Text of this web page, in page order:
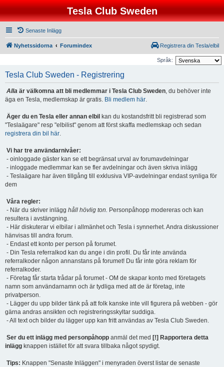
Tesla Club Sweden
Senaste Inlägg
Nyhetssidorna Forumindex Registrera din Tesla/elbil
Språk:
Tesla Club Sweden - Registrering
Alla är välkomna att bli medlemmar i Tesla Club Sweden, du behöver inte
äga en Tesla, medlemskap är gratis. Bli medlem här.
Äger du en Tesla eller annan elbil kan du kostandsfritt bli registrerad som
"Teslaägare" resp "elbilist" genom att först skaffa medlemskap och sedan
registrera din bil här.
Vi har tre användarnivåer:
- oinloggade gäster kan se ett begränsat urval av forumavdelningar
- inloggade medlemmar kan se fler avdelningar och även skriva inlägg
- Teslaägare har även tillgång till exklusiva VIP-avdelningar endast synliga för
dem
Våra regler:
- När du skriver inlägg håll hövlig ton. Personpåhopp modereras och kan
resultera i avstängning.
- Här diskuterar vi elbilar i allmänhet och Tesla i synnerhet. Andra diskussioner
hänvisas till andra forum.
- Endast ett konto per person på forumet.
- Din Tesla referralkod kan du ange i din profil. Du får inte använda
referralkoder någon annanstans på forumet! Du får inte göra reklam för
referralkoder.
- Företag får starta trådar på forumet - OM de skapar konto med företagets
namn som användarnamn och är tydliga med att de är företag, inte
privatperson.
- Lägger du upp bilder tänk på att folk kanske inte vill figurera på webben - gör
gärna andras ansikten och registreringsskyltar suddiga.
- All text och bilder du lägger upp kan fritt användas av Tesla Club Sweden.
Ser du ett inlägg med personpåhopp anmäl det med [!] Rapportera detta
inlägg knappen istället för att svara tillbaka något spydigt.
Tips: Knappen "Senaste Inläggen" i menyraden överst listar de senaste